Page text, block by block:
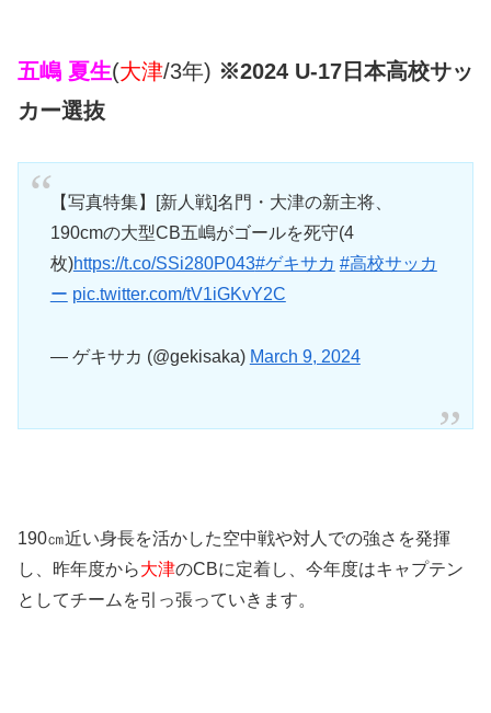
五嶋 夏生(大津/3年) ※2024 U-17日本高校サッ
カー選抜
【写真特集】[新人戦]名門・大津の新主将、
190cmの大型CB五嶋がゴールを死守(4
枚)https://t.co/SSi280P043#ゲキサカ #高校サッカ
ー pic.twitter.com/tV1iGKvY2C
— ゲキサカ (@gekisaka) March 9, 2024
190㎝近い身長を活かした空中戦や対人での強さを発揮
し、昨年度から大津のCBに定着し、今年度はキャプテン
としてチームを引っ張っていきます。